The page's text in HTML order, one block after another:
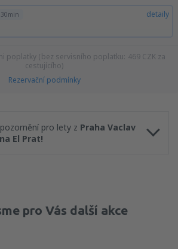
detaily
poplatky (bez servisního poplatku: 469 CZK za
cestujícího)
Rezervační podmínky
pro lety z Praha Vaclav
El Prat!
pro Vás další akce